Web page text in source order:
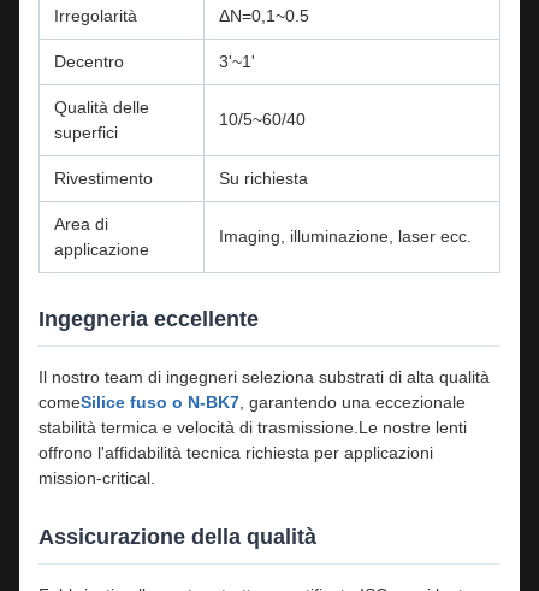
Irregolarità ΔN=0,1~0.5
Decentro 3'~1'
Qualità delle
superfici
10/5~60/40
Rivestimento Su richiesta
Area di
applicazione
Imaging, illuminazione, laser ecc.
Ingegneria eccellente
Il nostro team di ingegneri seleziona substrati di alta qualità
comeSilice fuso o N-BK7 , garantendo una eccezionale
stabilità termica e velocità di trasmissione.Le nostre lenti
offrono l'affidabilità tecnica richiesta per applicazioni
mission-critical.
Assicurazione della qualità